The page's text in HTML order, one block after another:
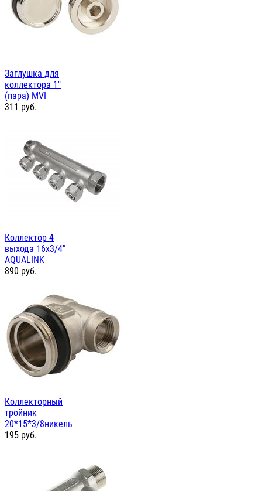
Заглушка для
коллектора 1"
(пара) MVI
311 руб.
Коллектор 4
выхода 16х3/4"
AQUALINK
890 руб.
Коллекторный
тройник
20*15*3/8никель
195 руб.